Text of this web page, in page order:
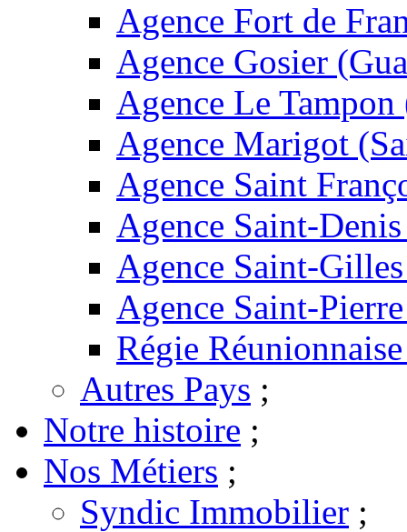
Agence Fort de
Agence Gosier
Agence Le
Agence Marigot
Agence Saint
Agence Saint-
Agence Saint-
Agence Saint-
Régie
Autres Pays ;
Notre histoire ;
Nos Métiers ;
Syndic Immobilier ;